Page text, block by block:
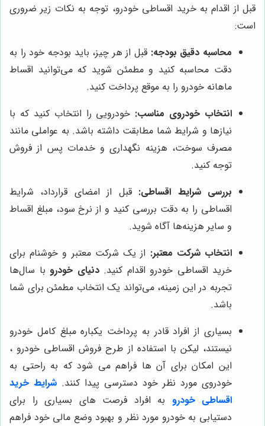
قبل از اقدام به خرید اقساطی خودرو، توجه به نکات زیر ضروری
است:
محاسبه دقیق بودجه: قبل از هر چیز، باید بودجه خود را به
دقت محاسبه کنید و مطمئن شوید که می‌توانید اقساط
ماهانه خودرو را به موقع پرداخت کنید.
انتخاب خودروی مناسب: خودرویی را انتخاب کنید که با
نیازها و شرایط شما مطابقت داشته باشد. به عواملی مانند
مصرف سوخت، هزینه نگهداری و خدمات پس از فروش
توجه کنید.
بررسی شرایط اقساطی: قبل از امضای قرارداد، شرایط
اقساطی را به دقت بررسی کنید و از نرخ سود، مبلغ اقساط
و سایر هزینه‌ها آگاه شوید.
انتخاب شرکت معتبر: از یک شرکت معتبر و خوشنام برای
خرید اقساطی خودرو اقدام کنید.دنیای خودرو با سال‌ها
تجربه در این زمینه، می‌تواند یک انتخاب مطمئن برای شما
باشد.
بسیاری از افراد قادر به پرداخت یکباره مبلغ کامل خودرو
نیستند، لیکن با استفاده از طرح فروش اقساطی خودرو ،
این امکان برای آن ‌ها فراهم می شود که به راحتی به
خودروی مورد نظر خود دسترسی پیدا کنند. شرایط خرید
اقساطی خودرو به افراد فرصت ‌های بسیاری را برای
دستیابی به خودرو مورد نظر و بهبود وضع مالی خود فراهم